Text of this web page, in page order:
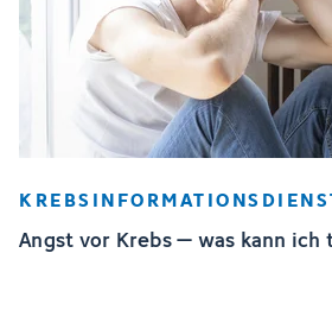
Angst vor Krebs – was kann ich